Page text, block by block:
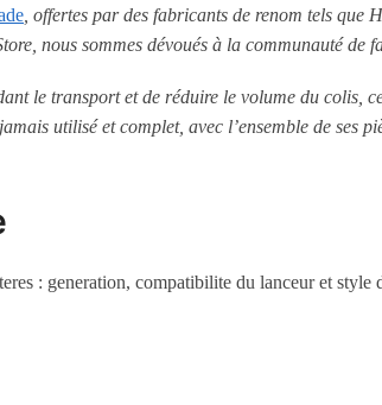
, offertes par des fabricants de renom tels
nous sommes dévoués à la communauté de
le transport et de réduire le volume du colis,
utilisé et complet, avec l’ensemble de ses
: generation, compatibilite du lanceur et